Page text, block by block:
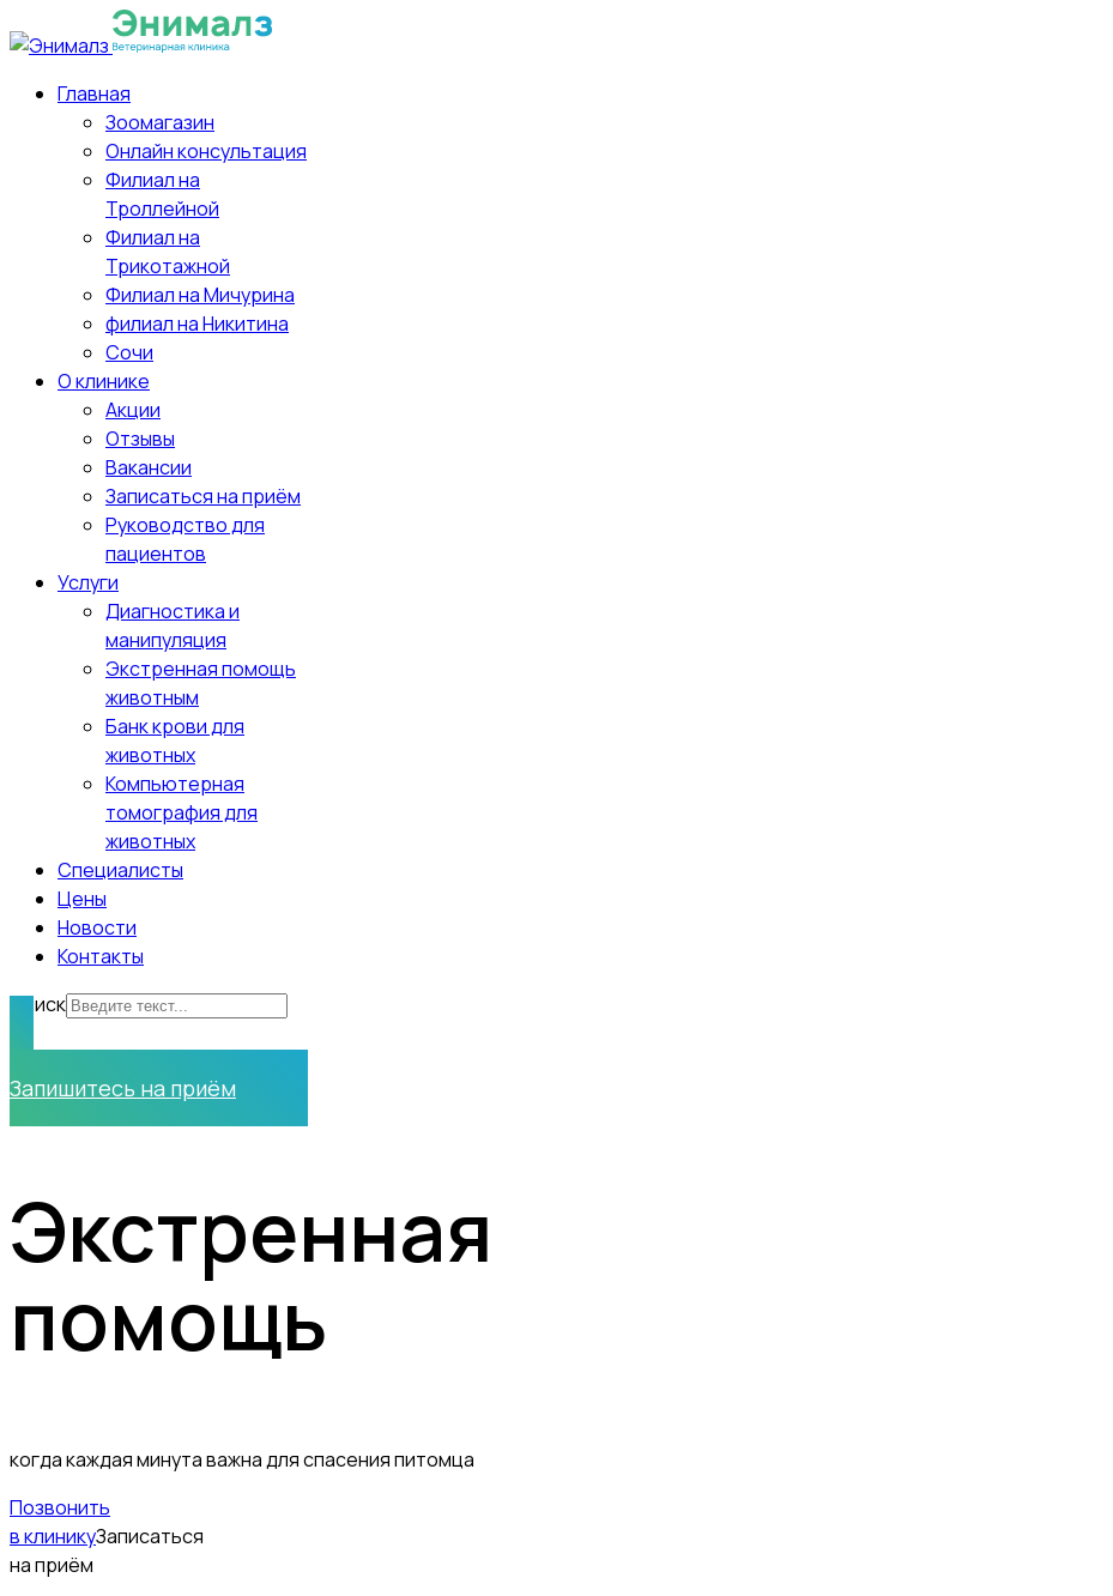
Главная
Зоомагазин
Онлайн консультация
Филиал на
Троллейной
Филиал на
Трикотажной
Филиал на Мичурина
филиал на Никитина
Сочи
О клинике
Акции
Отзывы
Вакансии
Записаться на приём
Руководство для
пациентов
Услуги
Диагностика и
манипуляция
Экстренная помощь
животным
Банк крови для
животных
Компьютерная
томография для
животных
Специалисты
Цены
Новости
Контакты
Поиск
Запишитесь на приём
Экстренная
помощь
когда каждая минута важна для спасения питомца
Позвонить
в клиникуЗаписаться
на приём